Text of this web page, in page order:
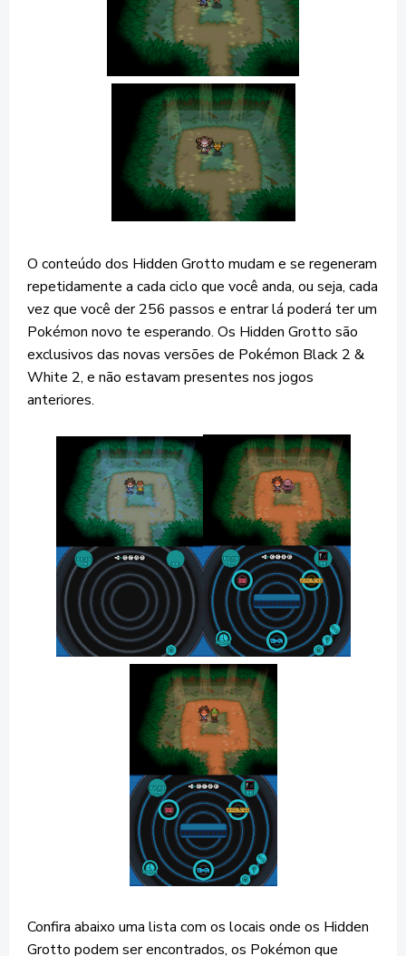
O conteúdo dos Hidden Grotto mudam e se regeneram
repetidamente a cada ciclo que você anda, ou seja, cada
vez que você der 256 passos e entrar lá poderá ter um
Pokémon novo te esperando. Os Hidden Grotto são
exclusivos das novas versões de Pokémon Black 2 &
White 2, e não estavam presentes nos jogos
anteriores.
Confira abaixo uma lista com os locais onde os Hidden
Grotto podem ser encontrados, os Pokémon que